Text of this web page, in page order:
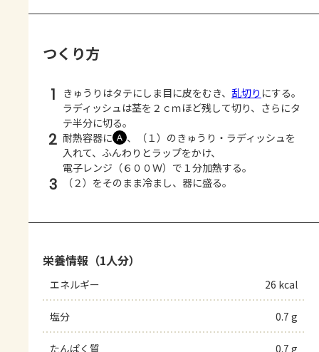
つくり方
1 きゅうりはタテにしま目に皮をむき、 乱切り にする。
ラディッシュは茎を２ｃｍほど残して切り、さらにタ
テ半分に切る。
2 耐熱容器に Ａ 、（１）のきゅうり・ラディッシュを
入れて、ふんわりとラップをかけ、
電子レンジ（６００Ｗ）で１分加熱する。
3 （２）をそのまま冷まし、器に盛る。
栄養情報（1人分）
エネルギー 26 kcal
塩分 0.7 g
たんぱく質 0.7 g